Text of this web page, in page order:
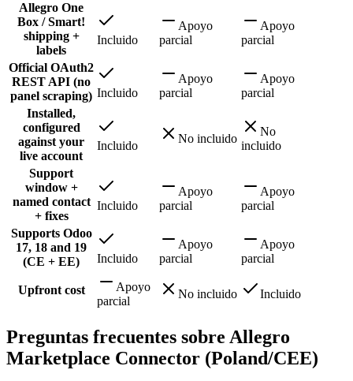
Allegro One
Box / Smart!
shipping +
labels
Incluido
Apoyo
parcial
Apoyo
parcial
Official OAuth2
REST API (no
panel scraping) Incluido
Apoyo
parcial
Apoyo
parcial
Installed,
configured
against your
live account
Incluido
No incluido
No
incluido
Support
window +
named contact
+ fixes
Incluido
Apoyo
parcial
Apoyo
parcial
Supports Odoo
17, 18 and 19
(CE + EE)
Incluido
Apoyo
parcial
Apoyo
parcial
Upfront cost
Apoyo
parcial
No incluido Incluido
Preguntas frecuentes sobre Allegro
Marketplace Connector (Poland/CEE)